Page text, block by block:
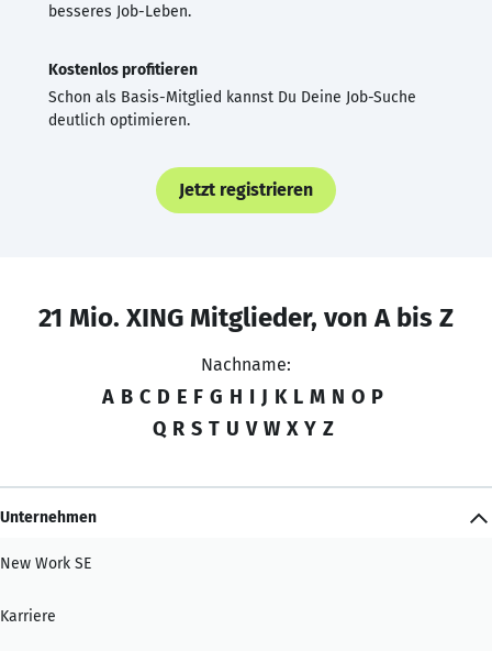
besseres Job-Leben.
Kostenlos profitieren
Schon als Basis-Mitglied kannst Du Deine Job-Suche
deutlich optimieren.
Jetzt registrieren
21 Mio. XING Mitglieder, von A bis Z
Nachname:
A B C D E F G H I J K L M N O P
Q R S T U V W X Y Z
Unternehmen
New Work SE
Karriere